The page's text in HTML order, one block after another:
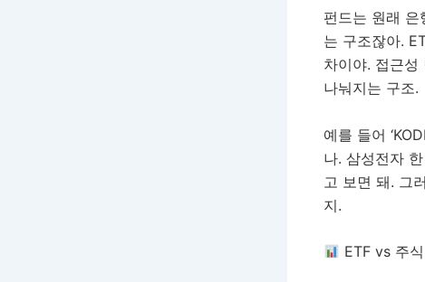
펀드는 원래
는 구조잖아.
차이야. 접근성
나눠지는 구조.
예를 들어
나. 삼성전자
고 보면 돼. 그
지.
ETF vs 주